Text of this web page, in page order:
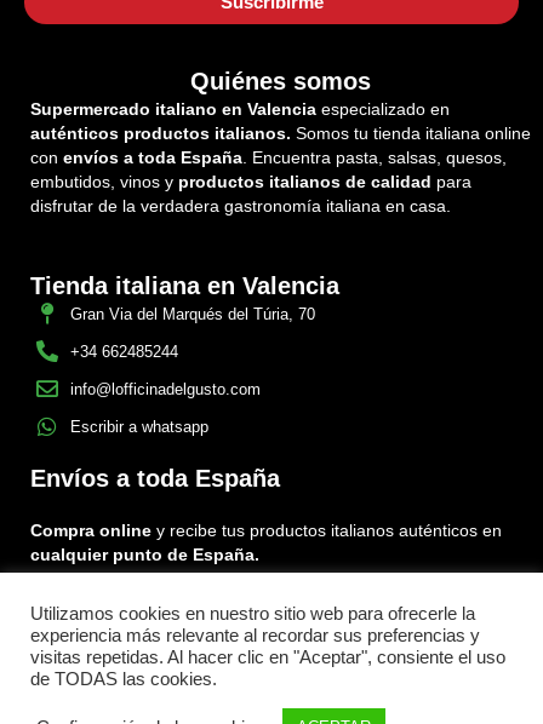
Quiénes somos
Supermercado italiano en Valencia especializado en
auténticos productos italianos. Somos tu tienda italiana online
con envíos a toda España . Encuentra pasta, salsas, quesos,
embutidos, vinos y productos italianos de calidad para
disfrutar de la verdadera gastronomía italiana en casa.
Tienda italiana en Valencia
Gran Via del Marqués del Túria, 70
+34 662485244
info@lofficinadelgusto.com
Escribir a whatsapp
Envíos a toda España
Compra online y recibe tus productos italianos auténticos en
cualquier punto de España.
Encuéntranos en:
FacebookInstagram
Tiktok
Utilizamos cookies en nuestro sitio web para ofrecerle la
experiencia más relevante al recordar sus preferencias y
visitas repetidas. Al hacer clic en "Aceptar", consiente el uso
de TODAS las cookies.